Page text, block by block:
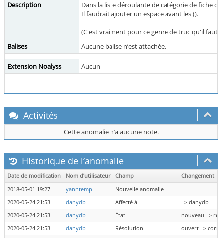
Description
Dans la liste déroulante de catégorie de fiche
Il faudrait ajouter un espace avant les ().
(C'est vraiment pour ce genre de truc qu'il faut
Balises
Aucune balise n’est attachée.
Extension Noalyss Aucun
Activités
Cette anomalie n’a aucune note.
Historique de l’anomalie
Date de modification Nom d’utilisateur Champ
Changement
2018-05-01 19:27
yanntemp
Nouvelle anomalie
2020-05-24 21:53
danydb Affecté à
=> danydb
2020-05-24 21:53
danydb État
nouveau =>
2020-05-24 21:53
danydb Résolution
ouvert =>